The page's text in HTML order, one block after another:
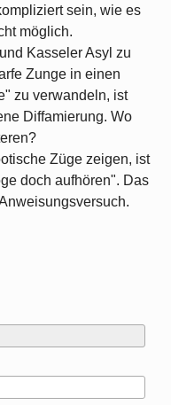
sein, wie es
möglich.
Kasseler Asyl zu
Zunge in einen
zu verwandeln, ist
Diffamierung. Wo
Züge zeigen, ist
doch aufhören". Das